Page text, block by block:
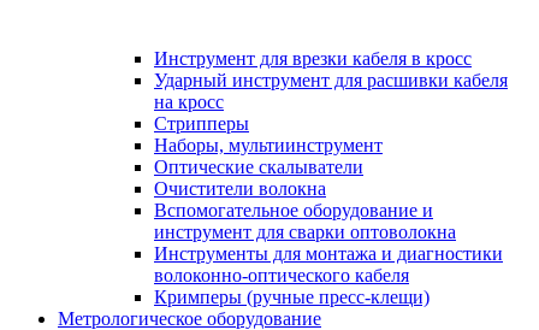
Инструмент для врезки кабеля в кросс
Ударный инструмент для расшивки кабеля
на кросс
Стрипперы
Наборы, мультиинструмент
Оптические скалыватели
Очистители волокна
Вспомогательное оборудование и
инструмент для сварки оптоволокна
Инструменты для монтажа и диагностики
волоконно-оптического кабеля
Кримперы (ручные пресс-клещи)
Метрологическое оборудование